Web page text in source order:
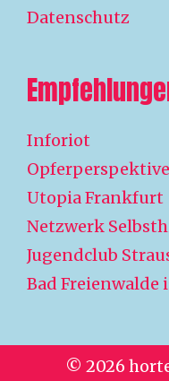
Datenschutz
Inforiot
Opferperspektive
Utopia Frankfurt
Netzwerk
Jugendclub
Bad Freienwalde
© 2026